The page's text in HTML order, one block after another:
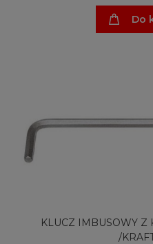
Do
KLUCZ IMBUSOWY Z
/